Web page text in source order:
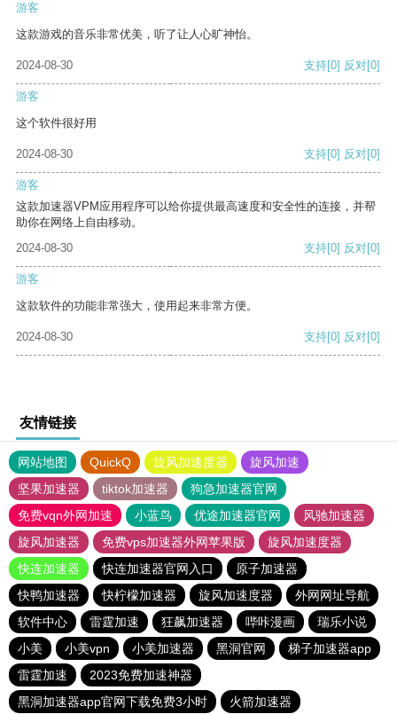
游客
这款游戏的音乐非常优美，听了让人心旷神怡。
2024-08-30 支持[0] 反对[0]
游客
这个软件很好用
2024-08-30 支持[0] 反对[0]
游客
这款加速器VPM应用程序可以给你提供最高速度和安全性的连接，并帮
助你在网络上自由移动。
2024-08-30
支持[0] 反对[0]
游客
这款软件的功能非常强大，使用起来非常方便。
2024-08-30 支持[0] 反对[0]
友情链接
网站地图 QuickQ 旋风加速度器
旋风加速
坚果加速器
tiktok加速器
狗急加速器官网
免费vqn外网加速
小蓝鸟 优途加速器官网
风驰加速器
旋风加速器
免费vps加速器外网苹果版
旋风加速度器
快连加速器
快连加速器官网入口
原子加速器
快鸭加速器
快柠檬加速器 旋风加速度器
外网网址导航
软件中心
雷霆加速 狂飙加速器 哔咔漫画
瑞乐小说
小美
小美vpn 小美加速器 黑洞官网
梯子加速器app
雷霆加速
2023免费加速神器
黑洞加速器app官网下载免费3小时
火箭加速器